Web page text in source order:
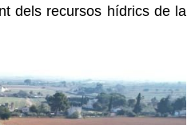
dels recursos hídrics de la